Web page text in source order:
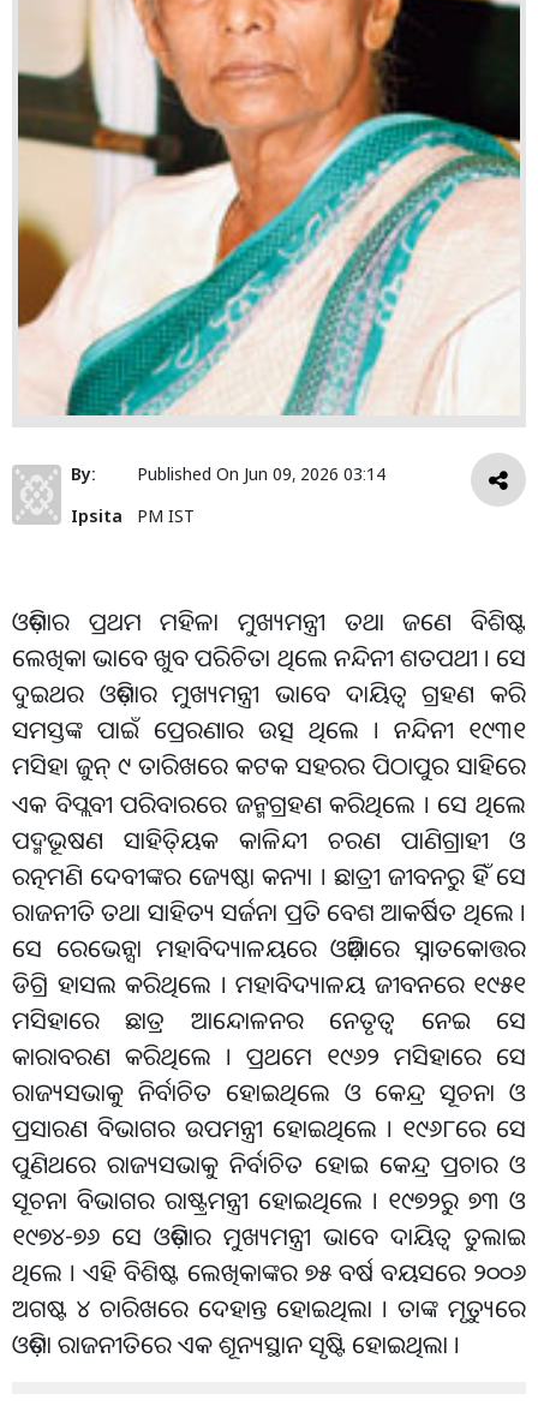
By:
Ipsita
Published On Jun 09, 2026 03:14
PM IST
ଓଡ଼ିଶାର ପ୍ରଥମ ମହିଳା ମୁଖ୍ୟମନ୍ତ୍ରୀ ତଥା ଜଣେ ବିଶିଷ୍ଟ
ଲେଖିକା ଭାବେ ଖୁବ ପରିଚିତା ଥିଲେ ନନ୍ଦିନୀ ଶତପଥୀ । ସେ
ଦୁଇଥର ଓଡ଼ିଶାର ମୁଖ୍ୟମନ୍ତ୍ରୀ ଭାବେ ଦାୟିତ୍ୱ ଗ୍ରହଣ କରି
ସମସ୍ତଙ୍କ ପାଇଁ ପ୍ରେରଣାର ଉତ୍ସ ଥିଲେ । ନନ୍ଦିନୀ ୧୯୩୧
ମସିହା ଜୁନ୍ ୯ ତାରିଖରେ କଟକ ସହରର ପିଠାପୁର ସାହିରେ
ଏକ ବିପ୍ଲବୀ ପରିବାରରେ ଜନ୍ମଗ୍ରହଣ କରିଥିଲେ । ସେ ଥିଲେ
ପଦ୍ମଭୂଷଣ ସାହିତି୍ୟକ କାଳିନ୍ଦୀ ଚରଣ ପାଣିଗ୍ରାହୀ ଓ
ରତ୍ନମଣି ଦେବୀଙ୍କର ଜ୍ୟେଷ୍ଠା କନ୍ୟା । ଛାତ୍ରୀ ଜୀବନରୁ ହିଁ ସେ
ରାଜନୀତି ତଥା ସାହିତ୍ୟ ସର୍ଜନା ପ୍ରତି ବେଶ ଆକର୍ଷିତ ଥିଲେ ।
ସେ ରେଭେନ୍ସା ମହାବିଦ୍ୟାଳୟରେ ଓଡ଼ିଆରେ ସ୍ନାତକୋତ୍ତର
ଡିଗ୍ରି ହାସଲ କରିଥିଲେ । ମହାବିଦ୍ୟାଳୟ ଜୀବନରେ ୧୯୫୧
ମସିହାରେ ଛାତ୍ର ଆନ୍ଦୋଳନର ନେତୃତ୍ୱ ନେଇ ସେ
କାରାବରଣ କରିଥିଲେ । ପ୍ରଥମେ ୧୯୬୨ ମସିହାରେ ସେ
ରାଜ୍ୟସଭାକୁ ନିର୍ବାଚିତ ହୋଇଥିଲେ ଓ କେନ୍ଦ୍ର ସୂଚନା ଓ
ପ୍ରସାରଣ ବିଭାଗର ଉପମନ୍ତ୍ରୀ ହୋଇଥିଲେ । ୧୯୬୮ରେ ସେ
ପୁଣିଥରେ ରାଜ୍ୟସଭାକୁ ନିର୍ବାଚିତ ହୋଇ କେନ୍ଦ୍ର ପ୍ରଚାର ଓ
ସୂଚନା ବିଭାଗର ରାଷ୍ଟ୍ରମନ୍ତ୍ରୀ ହୋଇଥିଲେ । ୧୯୭୨ରୁ ୭୩ ଓ
୧୯୭୪-୭୬ ସେ ଓଡ଼ିଶାର ମୁଖ୍ୟମନ୍ତ୍ରୀ ଭାବେ ଦାୟିତ୍ୱ ତୁଲାଇ
ଥିଲେ । ଏହି ବିଶିଷ୍ଟ ଲେଖିକାଙ୍କର ୭୫ ବର୍ଷ ବୟସରେ ୨୦୦୬
ଅଗଷ୍ଟ ୪ ଚାରିଖରେ ଦେହାନ୍ତ ହୋଇଥିଲା । ତାଙ୍କ ମୃତ୍ୟୁରେ
ଓଡ଼ିଶା ରାଜନୀତିରେ ଏକ ଶୂନ୍ୟସ୍ଥାନ ସୃଷ୍ଟି ହୋଇଥିଲା ।